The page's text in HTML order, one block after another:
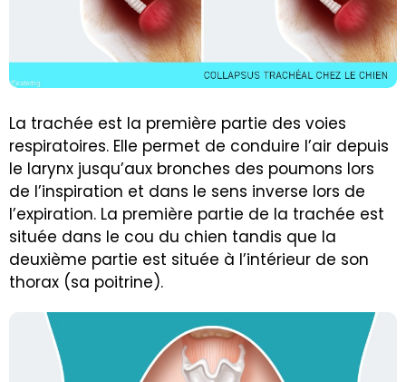
La trachée est la première partie des voies
respiratoires. Elle permet de conduire l’air depuis
le larynx jusqu’aux bronches des poumons lors
de l’inspiration et dans le sens inverse lors de
l’expiration. La première partie de la trachée est
située dans le cou du chien tandis que la
deuxième partie est située à l’intérieur de son
thorax (sa poitrine).